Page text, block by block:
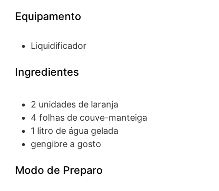
Equipamento
Liquidificador
Ingredientes
2 unidades de laranja
4 folhas de couve-manteiga
1 litro de água gelada
gengibre a gosto
Modo de Preparo